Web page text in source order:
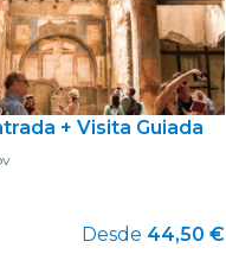
+ Visita Guiada
Desde 44,50 €